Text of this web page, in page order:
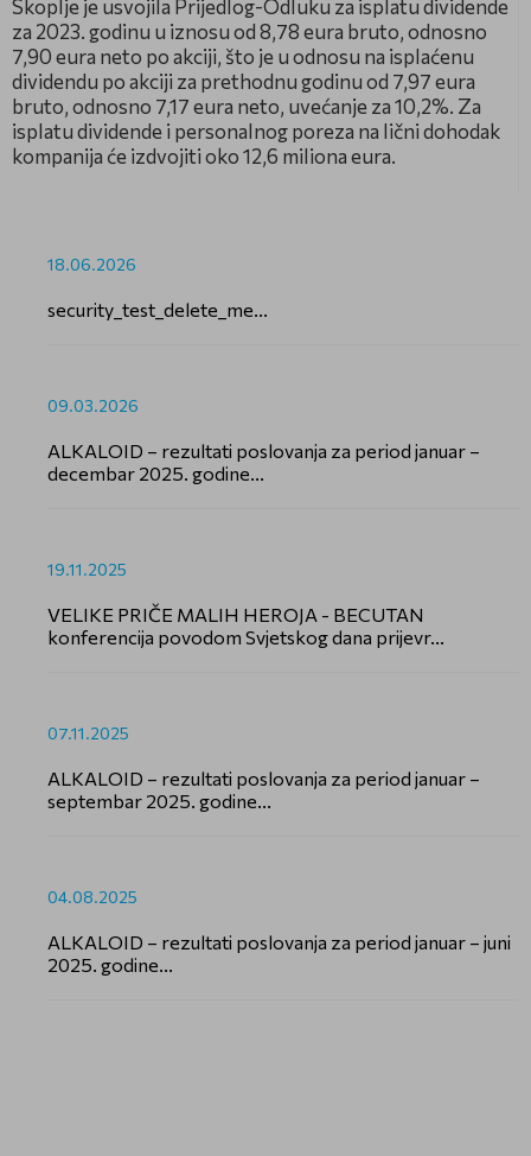
Skoplje je usvojila Prijedlog-Odluku za isplatu dividende
za 2023. godinu u iznosu od 8,78 eura bruto, odnosno
7,90 eura neto po akciji, što je u odnosu na isplaćenu
dividendu po akciji za prethodnu godinu od 7,97 eura
bruto, odnosno 7,17 eura neto, uvećanje za 10,2%. Za
isplatu dividende i personalnog poreza na lični dohodak
kompanija će izdvojiti oko 12,6 miliona eura.
18.06.2026
security_test_delete_me...
09.03.2026
ALKALOID – rezultati poslovanja za period januar –
decembar 2025. godine...
19.11.2025
VELIKE PRIČE MALIH HEROJA - BECUTAN
konferencija povodom Svjetskog dana prijevr...
07.11.2025
ALKALOID – rezultati poslovanja za period januar –
septembar 2025. godine...
04.08.2025
ALKALOID – rezultati poslovanja za period januar – juni
2025. godine...